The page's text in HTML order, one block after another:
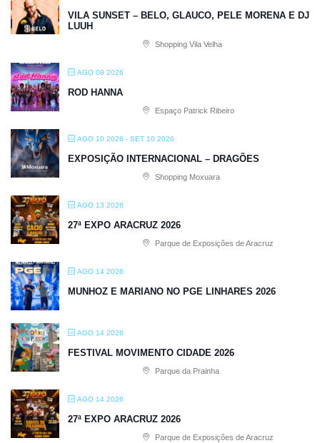
VILA SUNSET – BELO, GLAUCO, PELE MORENA E DJ
LUUH
Shopping Vila Velha
AGO 08 2026
ROD HANNA
Espaço Patrick Ribeiro
AGO 10 2026 - SET 10 2026
EXPOSIÇÃO INTERNACIONAL – DRAGÕES
Shopping Moxuara
AGO 13 2026
27ª EXPO ARACRUZ 2026
Parque de Exposições de Aracruz
AGO 14 2026
MUNHOZ E MARIANO NO PGE LINHARES 2026
AGO 14 2026
FESTIVAL MOVIMENTO CIDADE 2026
Parque da Prainha
AGO 14 2026
27ª EXPO ARACRUZ 2026
Parque de Exposições de Aracruz